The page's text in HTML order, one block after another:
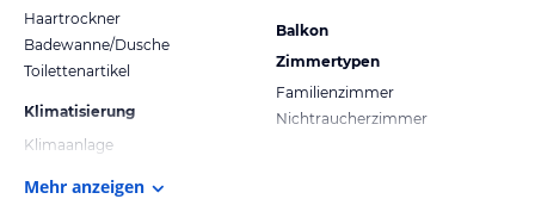
Haartrockner
Badewanne/Dusche
Toilettenartikel
Klimatisierung
Klimaanlage
Balkon
Zimmertypen
Familienzimmer
Nichtraucherzimmer
Mehr anzeigen